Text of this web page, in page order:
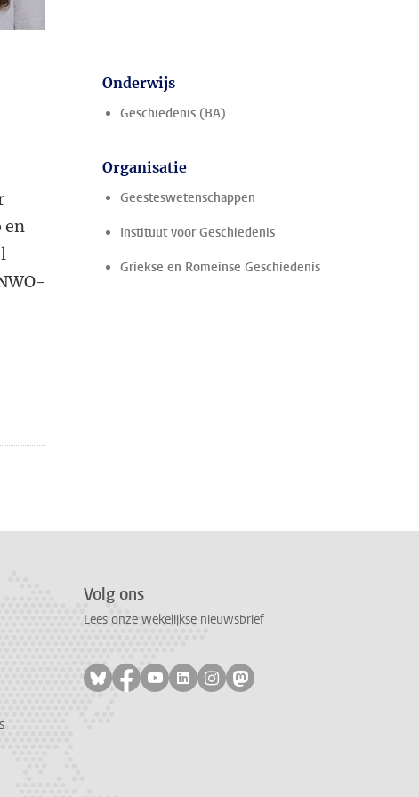
en
Onderwijs
Geschiedenis (BA)
Organisatie
Geesteswetenschappen
Instituut voor Geschiedenis
Griekse en Romeinse Geschiedenis
Volg ons
Lees onze wekelijkse nieuwsbrief
Volg ons op bluesky
Volg ons op facebook
Volg ons op youtube
Volg ons op linkedin
Volg ons op instagram
Volg ons op mastodon